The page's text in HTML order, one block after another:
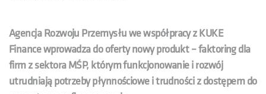
Agencja Rozwoju Przemysłu we współpracy z KUKE
Finance wprowadza do oferty nowy produkt – faktoring dla
firm z sektora MŚP, którym funkcjonowanie i rozwój
utrudniają potrzeby płynnościowe i trudności z dostępem do